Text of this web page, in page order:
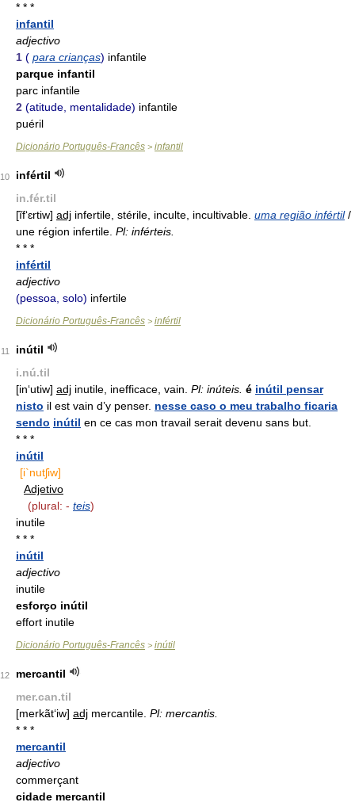
* * *
infantil
adjectivo
1 ( para crianças) infantile
parque infantil
parc infantile
2 (atitude, mentalidade) infantile
puéril
Dicionário Português-Francês > infantil
10
infértil
in.fér.til
[ĩf‘ɛrtiw] adj infertile, stérile, inculte, incultivable. uma região infértil/
une région infertile. Pl: inférteis.
* * *
infértil
adjectivo
(pessoa, solo) infertile
Dicionário Português-Francês > infértil
11
inútil
i.nú.til
[in‘utiw] adj inutile, inefficace, vain. Pl: inúteis. é inútil pensar
nisto il est vain d’y penser. nesse caso o meu trabalho ficaria
sendo inútil en ce cas mon travail serait devenu sans but.
* * *
inútil
[i`nutʃiw]
Adjetivo
(plural: - teis)
inutile
* * *
inútil
adjectivo
inutile
esforço inútil
effort inutile
Dicionário Português-Francês > inútil
12
mercantil
mer.can.til
[merkãt‘iw] adj mercantile. Pl: mercantis.
* * *
mercantil
adjectivo
commerçant
cidade mercantil